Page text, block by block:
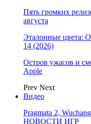
Пять громких
августа
Эталонные цвета:
14 (2026)
Остров ужасов и
Apple
Prev Next
Видео
Pragmata 2,
НОВОСТИ ИГР